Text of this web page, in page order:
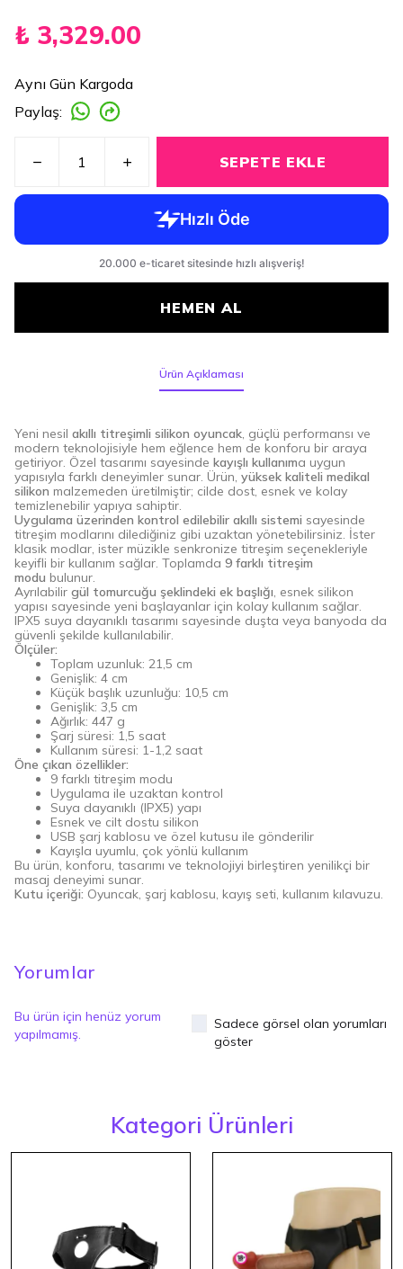
₺ 3,329.00
Aynı Gün Kargoda
Paylaş:
SEPETE EKLE
HEMEN AL
Ürün Açıklaması
Yeni nesil akıllı titreşimli silikon oyuncak, güçlü performansı ve
modern teknolojisiyle hem eğlence hem de konforu bir araya
getiriyor. Özel tasarımı sayesinde kayışlı kullanıma uygun
yapısıyla farklı deneyimler sunar. Ürün, yüksek kaliteli medikal
silikon malzemeden üretilmiştir; cilde dost, esnek ve kolay
temizlenebilir yapıya sahiptir.
Uygulama üzerinden kontrol edilebilir akıllı sistemi sayesinde
titreşim modlarını dilediğiniz gibi uzaktan yönetebilirsiniz. İster
klasik modlar, ister müzikle senkronize titreşim seçenekleriyle
keyifli bir kullanım sağlar. Toplamda 9 farklı titreşim
modu bulunur.
Ayrılabilir gül tomurcuğu şeklindeki ek başlığı, esnek silikon
yapısı sayesinde yeni başlayanlar için kolay kullanım sağlar.
IPX5 suya dayanıklı tasarımı sayesinde duşta veya banyoda da
güvenli şekilde kullanılabilir.
Ölçüler:
Toplam uzunluk: 21,5 cm
Genişlik: 4 cm
Küçük başlık uzunluğu: 10,5 cm
Genişlik: 3,5 cm
Ağırlık: 447 g
Şarj süresi: 1,5 saat
Kullanım süresi: 1-1,2 saat
Öne çıkan özellikler:
9 farklı titreşim modu
Uygulama ile uzaktan kontrol
Suya dayanıklı (IPX5) yapı
Esnek ve cilt dostu silikon
USB şarj kablosu ve özel kutusu ile gönderilir
Kayışla uyumlu, çok yönlü kullanım
Bu ürün, konforu, tasarımı ve teknolojiyi birleştiren yenilikçi bir
masaj deneyimi sunar.
Kutu içeriği: Oyuncak, şarj kablosu, kayış seti, kullanım kılavuzu.
Yorumlar
Bu ürün için henüz yorum
yapılmamış.
Sadece görsel olan yorumları
göster
Kategori Ürünleri